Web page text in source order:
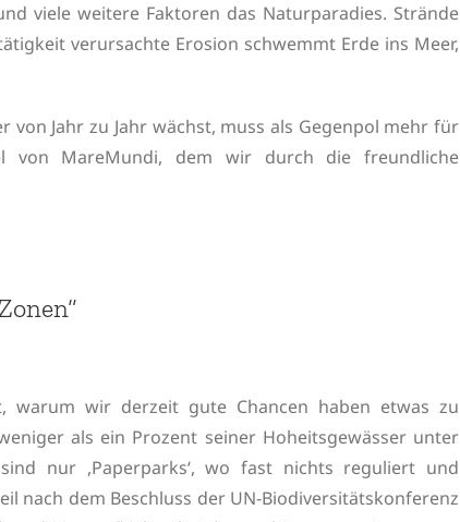
viele weitere Faktoren das Naturparadies. Strände
verursachte Erosion schwemmt Erde ins Meer,
Jahr zu Jahr wächst, muss als Gegenpol mehr für
von MareMundi, dem wir durch die freundliche
warum wir derzeit gute Chancen haben etwas zu
als ein Prozent seiner Hoheitsgewässer unter
nur ,Paperparks‘, wo fast nichts reguliert und
nach dem Beschluss der UN-Biodiversitätskonferenz